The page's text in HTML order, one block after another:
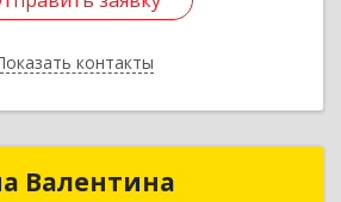
контакты
Назад
Валентина
Клюкина Валентина